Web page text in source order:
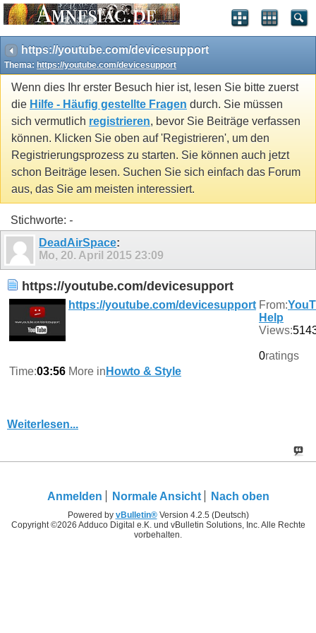
https://youtube.com/devicesupport
Thema: https://youtube.com/devicesupport
Wenn dies Ihr erster Besuch hier ist, lesen Sie bitte zuerst
die Hilfe - Häufig gestellte Fragen durch. Sie müssen
sich vermutlich registrieren, bevor Sie Beiträge verfassen
können. Klicken Sie oben auf 'Registrieren', um den
Registrierungsprozess zu starten. Sie können auch jetzt
schon Beiträge lesen. Suchen Sie sich einfach das Forum
aus, das Sie am meisten interessiert.
Stichworte: -
DeadAirSpace:
Mo, 20. April 2015 23:09
https://youtube.com/devicesupport
https://youtube.com/devicesupport From:
Help
Views:
0ratings
Time:03:56 More in Howto & Style
Weiterlesen...
Anmelden Normale Ansicht Nach oben
Powered by vBulletin®Version 4.2.5 (Deutsch)
Copyright ©2026 Adduco Digital e.K. und vBulletin Solutions, Inc. Alle Rechte
vorbehalten.